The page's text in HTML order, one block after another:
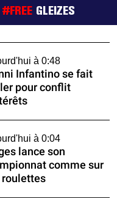
#FREE GLEIZES
à 0:48
Infantino se fait
pour conflit
à 0:04
lance son
comme sur
roulettes